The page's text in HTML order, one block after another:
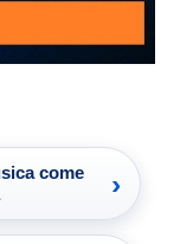
come
›